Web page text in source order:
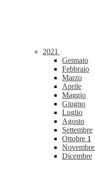
2021
Gennaio
Febbraio
Marzo
Aprile
Maggio
Giugno
Luglio
Agosto
Settembre
Ottobre 1
Novembre
Dicembre